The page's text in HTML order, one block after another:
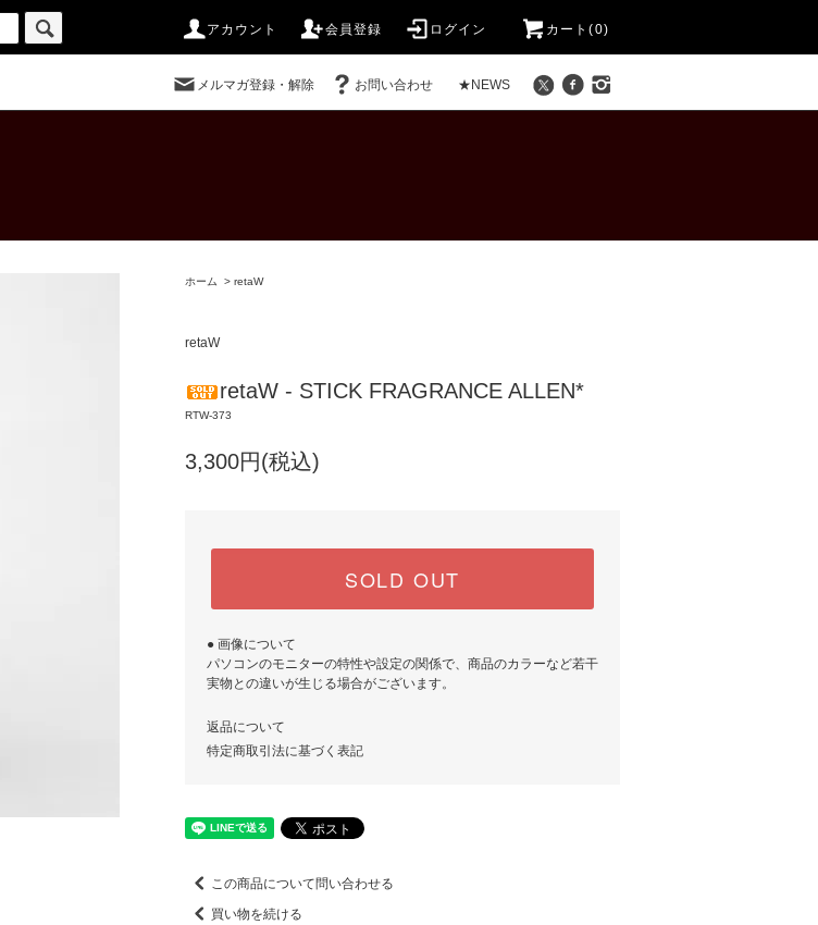
アカウント 会員登録 ログイン カート(0)
メルマガ登録・解除 お問い合わせ ★NEWS
ホーム > retaW
retaW
retaW - STICK FRAGRANCE ALLEN*
RTW-373
3,300円(税込)
SOLD OUT
● 画像について
パソコンのモニターの特性や設定の関係で、商品のカラーなど若干
実物との違いが生じる場合がございます。
返品について
特定商取引法に基づく表記
この商品について問い合わせる
買い物を続ける